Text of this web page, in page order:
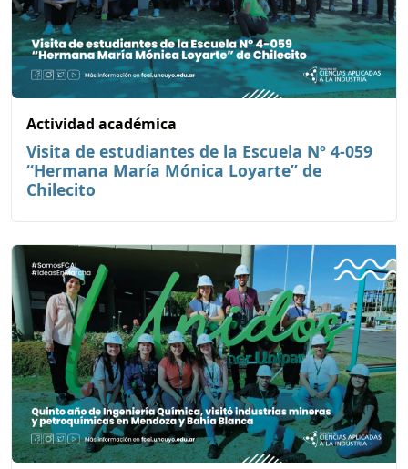
Actividad académica
Visita de estudiantes de la Escuela Nº 4-059
“Hermana María Mónica Loyarte” de
Chilecito